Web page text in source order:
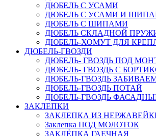
ДЮБЕЛЬ С УСАМИ
ДЮБЕЛЬ С УСАМИ И
ДЮБЕЛЬ С ШИПАМИ
ДЮБЕЛЬ СКЛАДНОЙ
ДЮБЕЛЬ-ХОМУТ ДЛЯ
ДЮБЕЛЬ-ГВОЗДИ
ДЮБЕЛЬ- ГВОЗДЬ ПОД
ДЮБЕЛЬ- ГВОЗДЬ С
ДЮБЕЛЬ-ГВОЗДЬ
ДЮБЕЛЬ-ГВОЗДЬ ПОТАЙ
ДЮБЕЛЬ-ГВОЗДЬ
ЗАКЛЕПКИ
ЗАКЛЕПКА ИЗ
Заклепка ПОД МОЛОТОК
ЗАКЛЁПКА ГАЕЧНАЯ